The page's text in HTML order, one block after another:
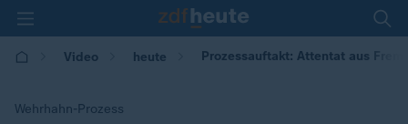
Video heute Prozessauftakt: Attentat aus
Wehrhahn-Prozess